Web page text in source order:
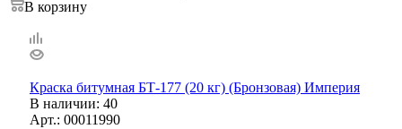
В корзину
Краска битумная БТ-177 (20 кг) (Бронзовая) Империя
В наличии: 40
Арт.: 00011990